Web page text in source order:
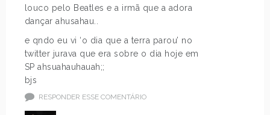
louco pelo Beatles e a irmã que a adora
dançar ahusahau..
e qndo eu vi ‘o dia que a terra parou’ no
twitter jurava que era sobre o dia hoje em
SP ahsuahauhauah;;
bjs
RESPONDER ESSE COMENTÁRIO